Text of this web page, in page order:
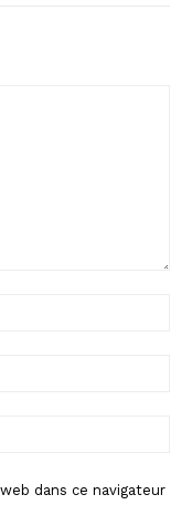
dans ce navigateur